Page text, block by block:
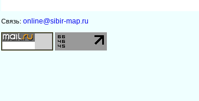
Связь: online@sibir-map.ru